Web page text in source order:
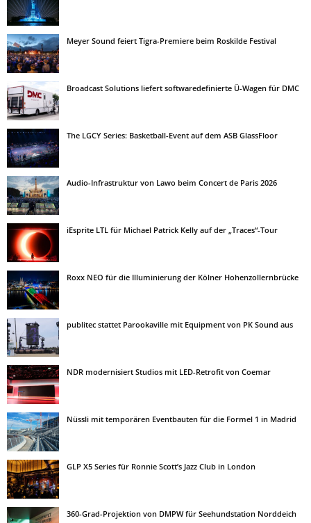
Meyer Sound feiert Tigra-Premiere beim Roskilde Festival
Broadcast Solutions liefert softwaredefinierte Ü-Wagen für DMC
The LGCY Series: Basketball-Event auf dem ASB GlassFloor
Audio-Infrastruktur von Lawo beim Concert de Paris 2026
iEsprite LTL für Michael Patrick Kelly auf der „Traces“-Tour
Roxx NEO für die Illuminierung der Kölner Hohenzollernbrücke
publitec stattet Parookaville mit Equipment von PK Sound aus
NDR modernisiert Studios mit LED-Retrofit von Coemar
Nüssli mit temporären Eventbauten für die Formel 1 in Madrid
GLP X5 Series für Ronnie Scott’s Jazz Club in London
360-Grad-Projektion von DMPW für Seehundstation Norddeich